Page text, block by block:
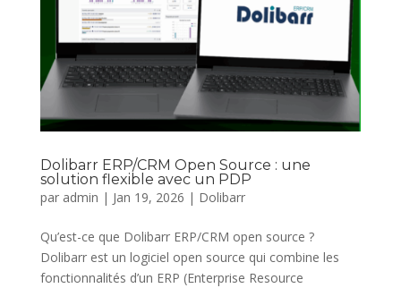
Dolibarr ERP/CRM Open Source : une
solution flexible avec un PDP
par admin | Jan 19, 2026 | Dolibarr
Qu’est-ce que Dolibarr ERP/CRM open source ?
Dolibarr est un logiciel open source qui combine les
fonctionnalités d’un ERP (Enterprise Resource